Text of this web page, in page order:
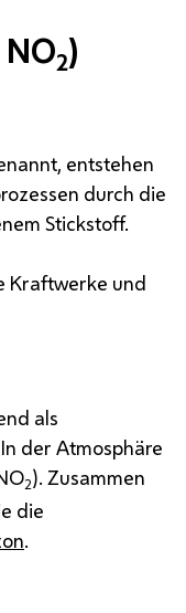
NO2)
entstehen
durch die
Stickstoff.
Kraftwerke und
als
der Atmosphäre
2). Zusammen
die
.